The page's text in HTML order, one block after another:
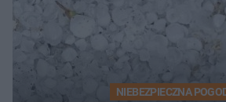
NIEBEZPIECZNA